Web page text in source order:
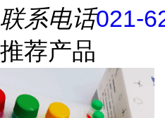
联系电话021-
推荐产品